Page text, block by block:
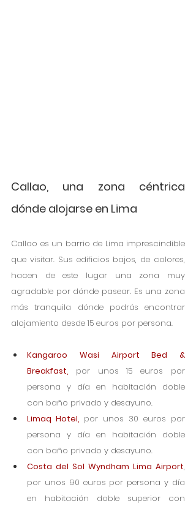
Callao, una zona céntrica
dónde alojarse en Lima
Callao es un barrio de Lima imprescindible
que visitar. Sus edificios bajos, de colores,
hacen de este lugar una zona muy
agradable por dónde pasear. Es una zona
más tranquila dónde podrás encontrar
alojamiento desde 15 euros por persona.
Kangaroo Wasi Airport Bed &
Breakfast
por unos 15 euros por
persona y día en habitación doble
con baño privado y desayuno.
Limaq Hotel
por unos 30 euros por
persona y día en habitación doble
con baño privado y desayuno.
Costa del Sol Wyndham Lima Airport,
por unos 90 euros por persona y día
en habitación doble superior con